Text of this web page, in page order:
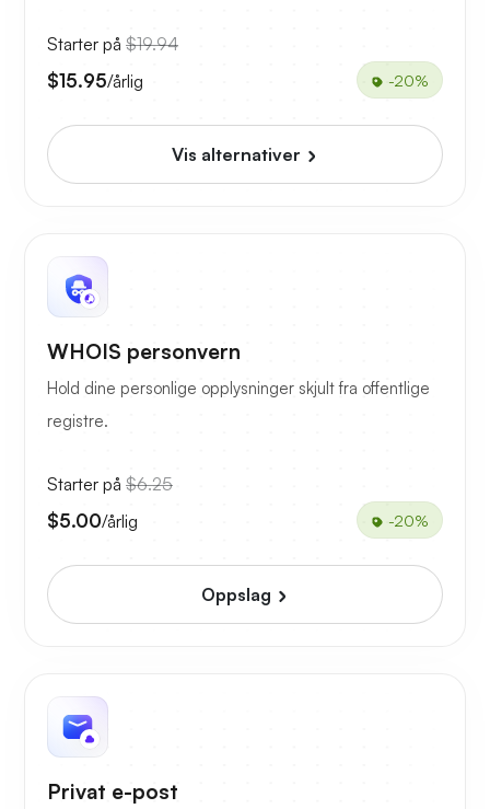
Starter på $19.94
$15.95/årlig -20%
Vis alternativer
WHOIS personvern
Hold dine personlige opplysninger skjult fra offentlige
registre.
Starter på $6.25
$5.00/årlig -20%
Oppslag
Privat e-post